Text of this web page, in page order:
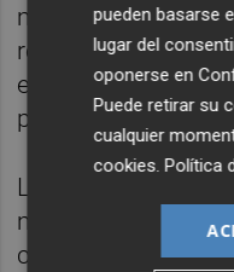
moratoria en
revisar las
exista una
propietarios".
La moción
modo, en el
ciudadanía" ante
pueden basarse
lugar del
oponerse en
Puede retirar su
cualquier
cookies.Política